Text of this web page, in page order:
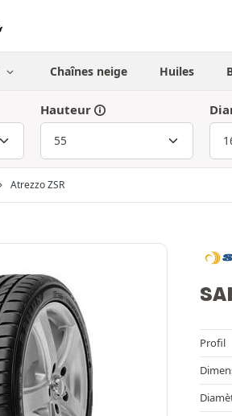
Chaînes neige Huiles
Hauteur
Atrezzo ZSR
Profil